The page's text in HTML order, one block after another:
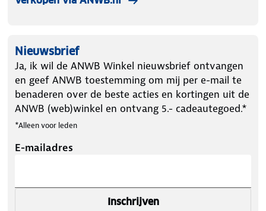
Nieuwsbrief
Ja, ik wil de ANWB Winkel nieuwsbrief ontvangen
en geef ANWB toestemming om mij per e-mail te
benaderen over de beste acties en kortingen uit de
ANWB (web)winkel en ontvang 5.- cadeautegoed.*
*Alleen voor leden
E-mailadres
Inschrijven